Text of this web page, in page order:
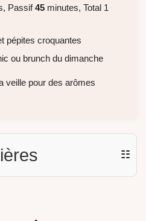
Passif45 minutes, Total 1
pépites croquantes
ou brunch du dimanche
veille pour des arômes
☷